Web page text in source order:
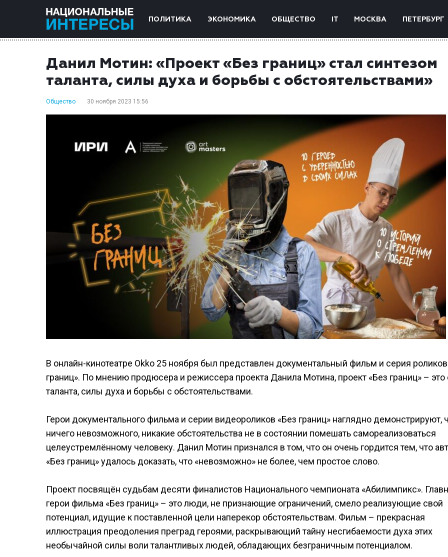
ПОЛИТИКА ЭКОНОМИКА ОБЩЕСТВО IT МОСКВА ПЕТЕРБУРГ
Данил Мотин: «Проект «Без границ» стал синтезом
таланта, силы духа и борьбы с обстоятельствами»
Общество 30 ноября 2023 15:56
В онлайн-кинотеатре Okko 25 ноября был представлен документальный фильм и серия
границ». По мнению продюсера и режиссера проекта Данила Мотина, проект «Без границ» – это
таланта, силы духа и борьбы с обстоятельствами.
Герои документального фильма и серии видеороликов «Без границ» наглядно демонстрируют,
ничего невозможного, никакие обстоятельства не в состоянии помешать самореализоваться
целеустремлённому человеку. Данил Мотин признался в том, что он очень гордится тем, что
«Без границ» удалось доказать, что «невозможно» не более, чем простое слово.
Проект посвящён судьбам десяти финалистов Национального чемпионата «Абилимпикс».
герои фильма «Без границ» – это люди, не признающие ограничений, смело реализующие свой
потенциал, идущие к поставленной цели наперекор обстоятельствам. Фильм – прекрасная
иллюстрация преодоления преград героями, раскрывающий тайну несгибаемости духа этих
необычайной силы воли талантливых людей, обладающих безграничным потенциалом.